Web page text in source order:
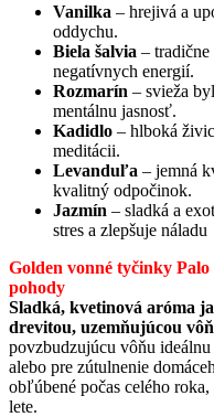
Vanilka – hrejivá a
oddychu.
Biela šalvia – tradične
negatívnych energií.
Rozmarín – svieža
mentálnu jasnosť.
Kadidlo – hlboká
meditácii.
Levanduľa – jemná
kvalitný odpočinok.
Jazmín – sladká a
stres a zlepšuje náladu
Golden vonné tyčinky
pohody
Sladká, kvetinová aróma
drevitou, uzemňujúcou
povzbudzujúcu vôňu
alebo pre zútulnenie
obľúbené počas celého
lete.
našej stránky
zvyšujete šancu
na zobrazenie
kvalitnejšie
prispôsobeného
obsahu a
ponúk.